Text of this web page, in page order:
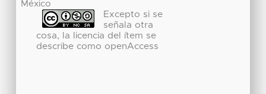
México
Excepto si se
señala otra
cosa, la licencia del ítem se
describe como openAccess